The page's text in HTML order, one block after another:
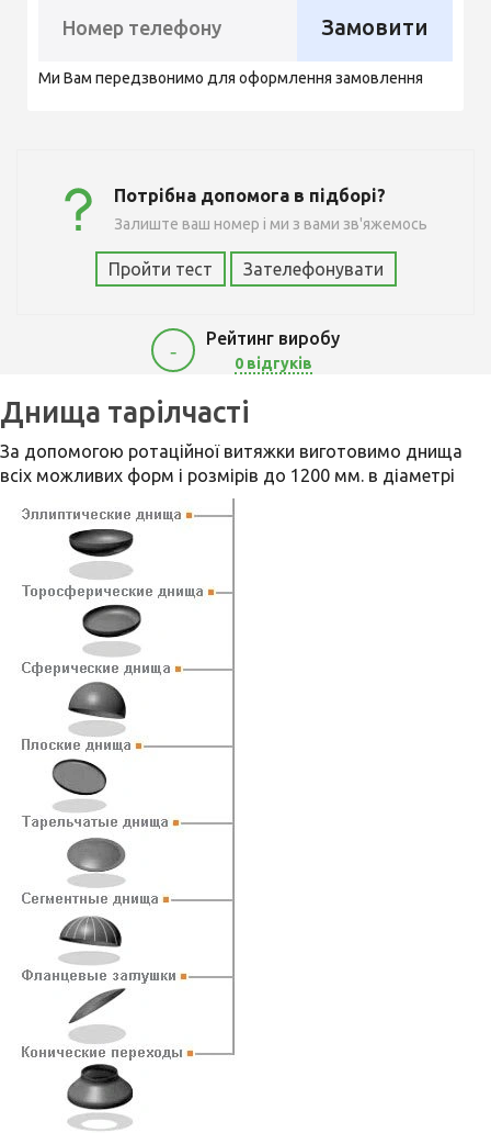
Замовити
Ми Вам передзвонимо для оформлення замовлення
Потрібна допомога в підборі?
Залиште ваш номер і ми з вами зв'яжемось
Пройти тест Зателефонувати
-
Рейтинг виробу
0 відгуків
1
Днища тарілчасті
За допомогою ротаційної витяжки виготовимо днища
всіх можливих форм і розмірів до 1200 мм. в діаметрі